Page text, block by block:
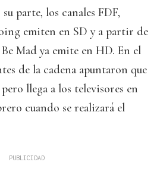
su parte, los canales FDF,
emiten en SD y a partir de
Mad ya emite en HD. En el
de la cadena apuntaron que
llega a los televisores en
cuando se realizará el